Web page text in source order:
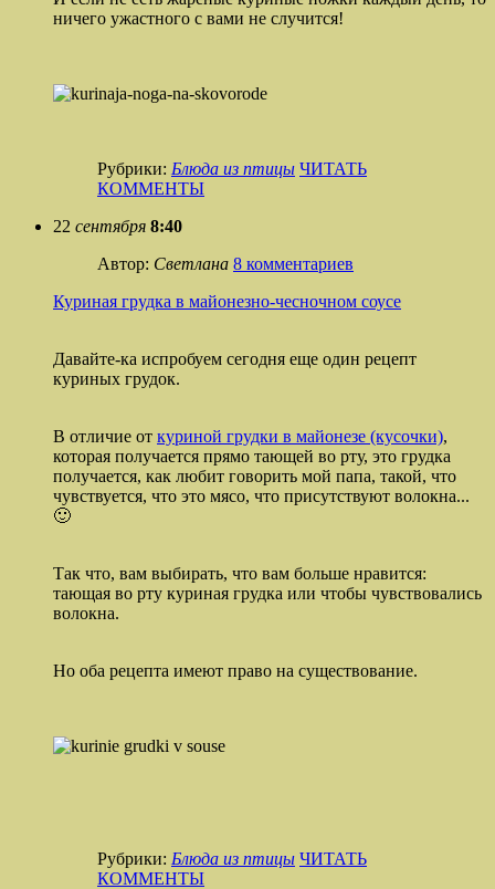
ничего ужастного с вами не случится!
Рубрики: Блюда из птицы ЧИТАТЬ
КОММЕНТЫ
22 сентября 8:40
Автор: Светлана 8 комментариев
Куриная грудка в майонезно-чесночном соусе
Давайте-ка испробуем сегодня еще один рецепт
куриных грудок.
В отличие от куриной грудки в майонезе (кусочки),
которая получается прямо тающей во рту, это грудка
получается, как любит говорить мой папа, такой, что
чувствуется, что это мясо, что присутствуют волокна...
🙂
Так что, вам выбирать, что вам больше нравится:
тающая во рту куриная грудка или чтобы чувствовались
волокна.
Но оба рецепта имеют право на существование.
Рубрики: Блюда из птицы ЧИТАТЬ
КОММЕНТЫ